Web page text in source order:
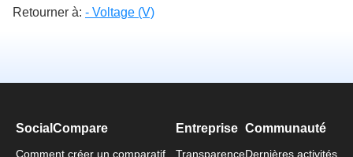
Retourner à: - Voltage (V)
SocialCompare
Comment créer un comparatif
Entreprise
Transparence
Communauté
Dernières activités